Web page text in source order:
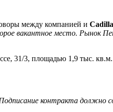
между компанией и
вакантное место. Рынок
31/3, площадью 1,9 тыс.
контракта должно